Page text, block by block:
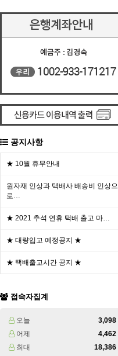
공지사항
★ 10월 휴무안내
원자재 인상과 택배사 배송비 인상으
로…
★ 2021 추석 연휴 택배 출고 마…
★ 대량입고 예정공지 ★
★ 택배출고시간 공지 ★
접속자집계
오늘
3,098
어제
4,462
최대
18,386